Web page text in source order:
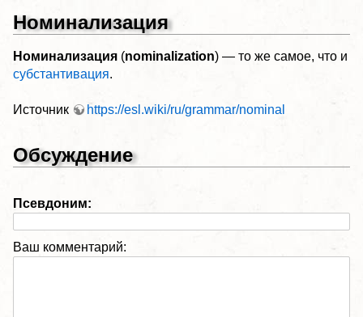
Номинализация
Номинализация (nominalization) — то же самое, что и
субстантивация.
Источник https://esl.wiki/ru/grammar/nominal
Обсуждение
Псевдоним:
Ваш комментарий: